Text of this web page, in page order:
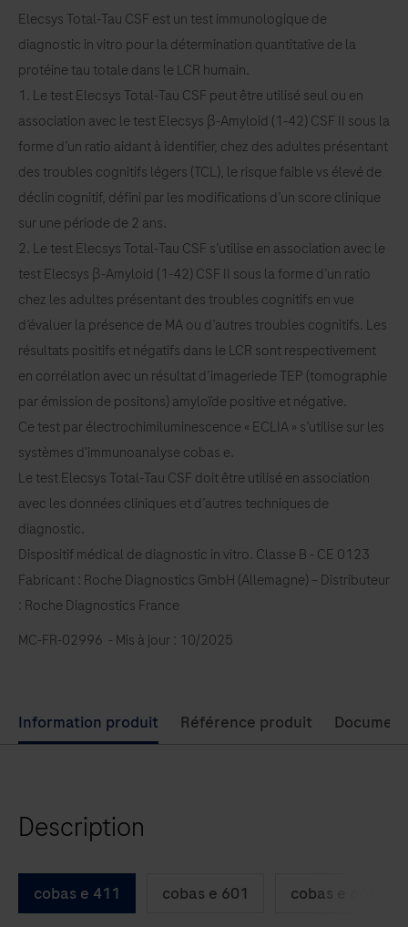
Elecsys Total‑Tau CSF est un test immunologique de
diagnostic in vitro pour la détermination quantitative de la
protéine tau totale dans le LCR humain.
1. Le test Elecsys Total‑Tau CSF peut être utilisé seul ou en
association avec le test Elecsys β‑Amyloid (1‑42) CSF II sous la
forme d’un ratio aidant à identifier, chez des adultes présentant
des troubles cognitifs légers (TCL), le risque faible vs élevé de
déclin cognitif, défini par les modifications d’un score clinique
sur une période de 2 ans.
2. Le test Elecsys Total‑Tau CSF s’utilise en association avec le
test Elecsys β‑Amyloid (1‑42) CSF II sous la forme d’un ratio
chez les adultes présentant des troubles cognitifs en vue
d’évaluer la présence de MA ou d’autres troubles cognitifs. Les
résultats positifs et négatifs dans le LCR sont respectivement
en corrélation avec un résultat d’imageriede TEP (tomographie
par émission de positons) amyloïde positive et négative.
Ce test par électrochimiluminescence « ECLIA » s’utilise sur les
systèmes d'immunoanalyse cobas e.
Le test Elecsys Total‑Tau CSF doit être utilisé en association
avec les données cliniques et d’autres techniques de
diagnostic.
Dispositif médical de diagnostic in vitro. Classe B - CE 0123
Fabricant : Roche Diagnostics GmbH (Allemagne) – Distributeur
: Roche Diagnostics France
MC-FR-02996 - Mis à jour : 10/2025
Use
left
arrow
to
scroll
Information produit Référence produit
Description
cobas e 411 cobas e 601 cobas e 602